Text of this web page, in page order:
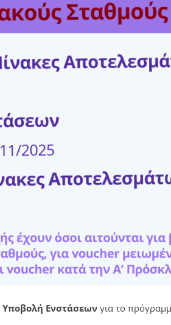
Υποβολή Ενστάσεων για το